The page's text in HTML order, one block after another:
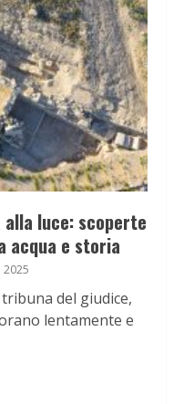
luce: scoperte
acqua e storia
del giudice,
lentamente e